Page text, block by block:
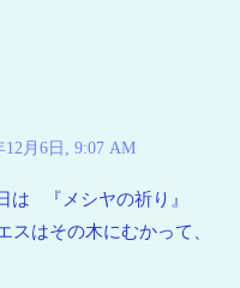
12月6日, 9:07 AM
は 『メシヤの祈り』
はその木にむかって、